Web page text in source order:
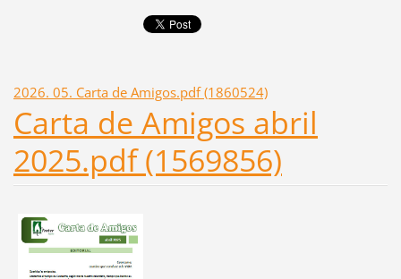
2026. 05. Carta de Amigos.pdf (1860524)
Carta de Amigos abril
2025.pdf (1569856)